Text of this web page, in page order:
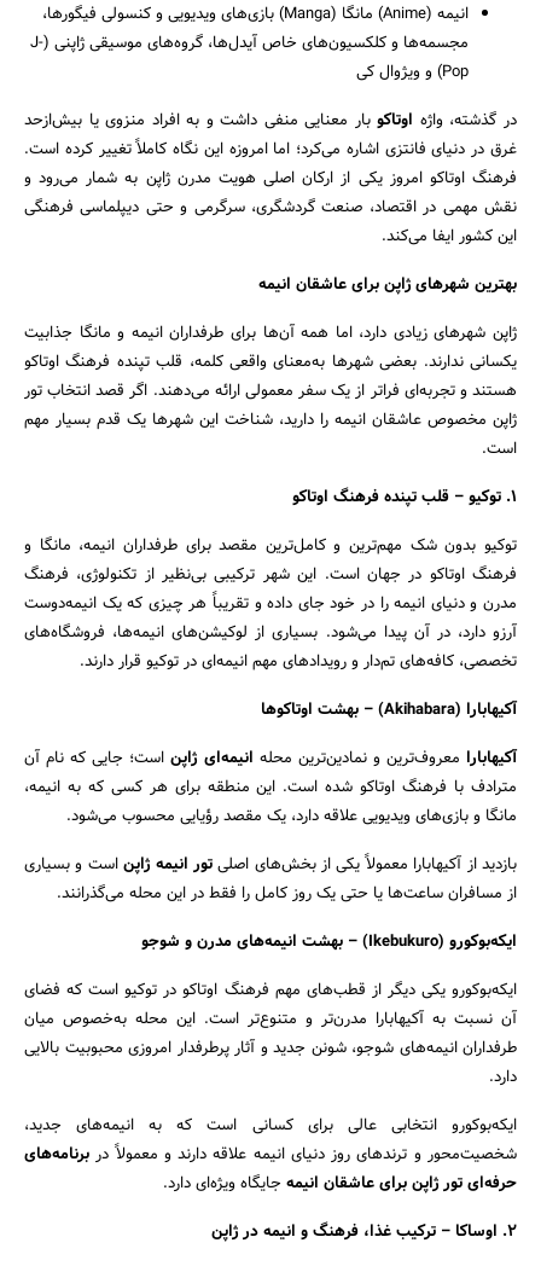
انیمه (Anime) مانگا (Manga) بازی‌های ویدیویی و کنسولی فیگورها،
مجسمه‌ها و کلکسیون‌های خاص آیدل‌ها، گروه‌های موسیقی ژاپنی (J-
Pop) و ویژوال کی
در گذشته، واژه اوتاکوبار معنایی منفی داشت و به افراد منزوی یا بیش‌ازحد
غرق در دنیای فانتزی اشاره می‌کرد؛ اما امروزه این نگاه کاملاً تغییر کرده است.
فرهنگ اوتاکو امروز یکی از ارکان اصلی هویت مدرن ژاپن به شمار می‌رود و
نقش مهمی در اقتصاد، صنعت گردشگری، سرگرمی و حتی دیپلماسی فرهنگی
این کشور ایفا می‌کند.
بهترین شهرهای ژاپن برای عاشقان انیمه
ژاپن شهرهای زیادی دارد، اما همه آن‌ها برای طرفداران انیمه و مانگا جذابیت
یکسانی ندارند. بعضی شهرها به‌معنای واقعی کلمه، قلب تپنده فرهنگ اوتاکو
هستند و تجربه‌ای فراتر از یک سفر معمولی ارائه می‌دهند. اگر قصد انتخاب تور
ژاپن مخصوص عاشقان انیمه را دارید، شناخت این شهرها یک قدم بسیار مهم
است.
1. توکیو – قلب تپنده فرهنگ اوتاکو
توکیو بدون شک مهم‌ترین و کامل‌ترین مقصد برای طرفداران انیمه، مانگا و
فرهنگ اوتاکو در جهان است. این شهر ترکیبی بی‌نظیر از تکنولوژی، فرهنگ
مدرن و دنیای انیمه را در خود جای داده و تقریباً هر چیزی که یک انیمه‌دوست
آرزو دارد، در آن پیدا می‌شود. بسیاری از لوکیشن‌های انیمه‌ها، فروشگاه‌های
تخصصی، کافه‌های تم‌دار و رویدادهای مهم انیمه‌ای در توکیو قرار دارند.
آکیهابارا (Akihabara) –
بهشت اوتاکوها
آکیهابارا معروف‌ترین و نمادین‌ترین محله انیمه‌ای ژاپناست؛ جایی که نام آن
مترادف با فرهنگ اوتاکو شده است. این منطقه برای هر کسی که به انیمه،
مانگا و بازی‌های ویدیویی علاقه دارد، یک مقصد رؤیایی محسوب می‌شود.
بازدید از آکیهابارا معمولاً یکی از بخش‌های اصلیتور انیمه ژاپناست و بسیاری
از مسافران ساعت‌ها یا حتی یک روز کامل را فقط در این محله می‌گذرانند.
ایکه‌بوکورو (Ikebukuro) –
بهشت انیمه‌های مدرن و شوجو
ایکه‌بوکورو یکی دیگر از قطب‌های مهم فرهنگ اوتاکو در توکیو است که فضای
آن نسبت به آکیهابارا مدرن‌تر و متنوع‌تر است. این محله به‌خصوص میان
طرفداران انیمه‌های شوجو، شونن جدید و آثار پرطرفدار امروزی محبوبیت بالایی
دارد.
ایکه‌بوکورو انتخابی عالی برای کسانی است که به انیمه‌های جدید،
شخصیت‌محور و ترندهای روز دنیای انیمه علاقه دارند و معمولاً در برنامه‌های
حرفه‌ای تور ژاپن برای عاشقان انیمه جایگاه ویژه‌ای دارد.
2. اوساکا – ترکیب غذا، فرهنگ و انیمه در ژاپن